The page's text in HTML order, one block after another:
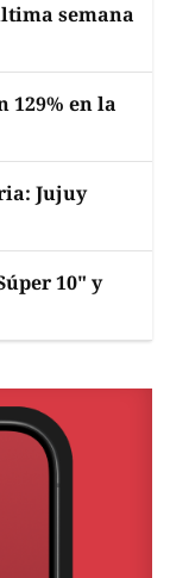
semana
129% en la
Jujuy
10" y